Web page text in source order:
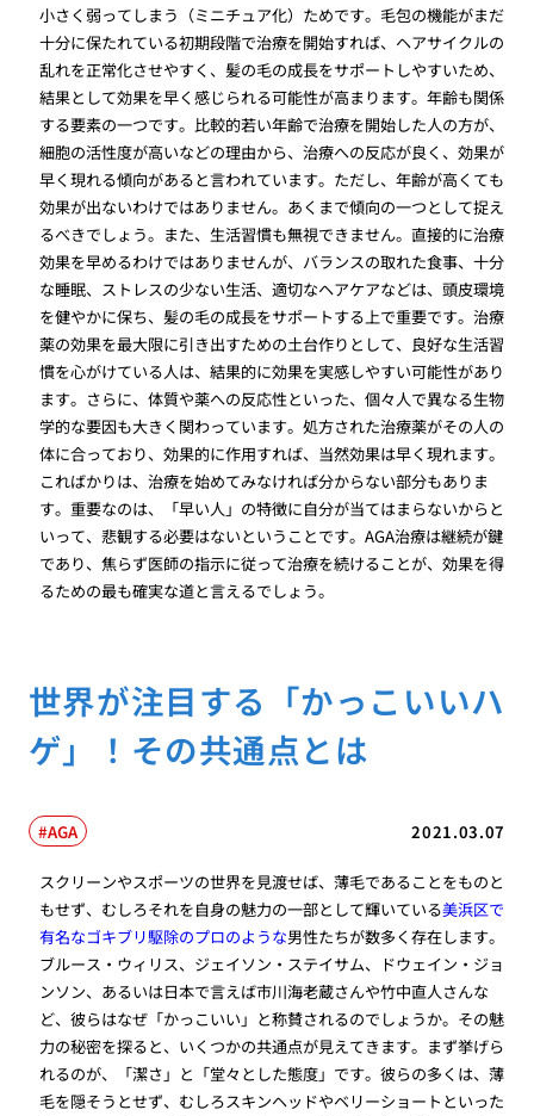
小さく弱ってしまう（ミニチュア化）ためです。毛包の機能がまだ
十分に保たれている初期段階で治療を開始すれば、ヘアサイクルの
乱れを正常化させやすく、髪の毛の成長をサポートしやすいため、
結果として効果を早く感じられる可能性が高まります。年齢も関係
する要素の一つです。比較的若い年齢で治療を開始した人の方が、
細胞の活性度が高いなどの理由から、治療への反応が良く、効果が
早く現れる傾向があると言われています。ただし、年齢が高くても
効果が出ないわけではありません。あくまで傾向の一つとして捉え
るべきでしょう。また、生活習慣も無視できません。直接的に治療
効果を早めるわけではありませんが、バランスの取れた食事、十分
な睡眠、ストレスの少ない生活、適切なヘアケアなどは、頭皮環境
を健やかに保ち、髪の毛の成長をサポートする上で重要です。治療
薬の効果を最大限に引き出すための土台作りとして、良好な生活習
慣を心がけている人は、結果的に効果を実感しやすい可能性があり
ます。さらに、体質や薬への反応性といった、個々人で異なる生物
学的な要因も大きく関わっています。処方された治療薬がその人の
体に合っており、効果的に作用すれば、当然効果は早く現れます。
こればかりは、治療を始めてみなければ分からない部分もありま
す。重要なのは、「早い人」の特徴に自分が当てはまらないからと
いって、悲観する必要はないということです。AGA治療は継続が鍵
であり、焦らず医師の指示に従って治療を続けることが、効果を得
るための最も確実な道と言えるでしょう。
世界が注目する「かっこいいハ
ゲ」！その共通点とは
2021.03.07
AGA
スクリーンやスポーツの世界を見渡せば、薄毛であることをものと
もせず、むしろそれを自身の魅力の一部として輝いている美浜区で
有名なゴキブリ駆除のプロのような男性たちが数多く存在します。
ブルース・ウィリス、ジェイソン・ステイサム、ドウェイン・ジョ
ンソン、あるいは日本で言えば市川海老蔵さんや竹中直人さんな
ど、彼らはなぜ「かっこいい」と称賛されるのでしょうか。その魅
力の秘密を探ると、いくつかの共通点が見えてきます。まず挙げら
れるのが、「潔さ」と「堂々とした態度」です。彼らの多くは、薄
毛を隠そうとせず、むしろスキンヘッドやベリーショートといった